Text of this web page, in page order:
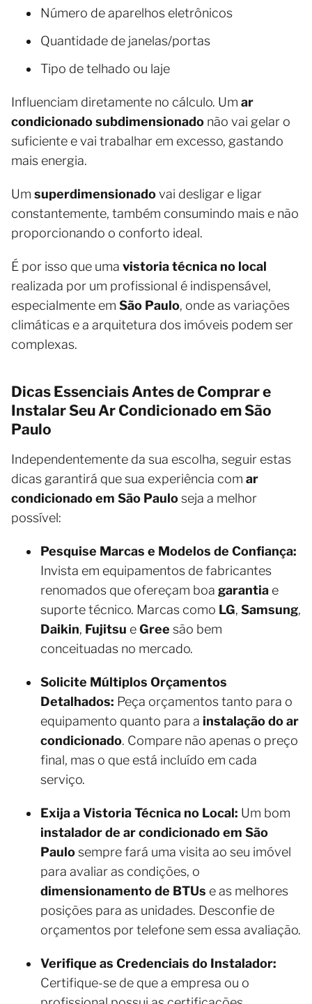
Número de aparelhos eletrônicos
Quantidade de janelas/portas
Tipo de telhado ou laje
Influenciam diretamente no cálculo. Um ar
condicionado subdimensionado não vai gelar o
suficiente e vai trabalhar em excesso, gastando
mais energia.
Um superdimensionadovai desligar e ligar
constantemente, também consumindo mais e não
proporcionando o conforto ideal.
É por isso que uma vistoria técnica no local
realizada por um profissional é indispensável,
especialmente em São Paulo, onde as variações
climáticas e a arquitetura dos imóveis podem ser
complexas.
Dicas Essenciais Antes de Comprar e
Instalar Seu Ar Condicionado em São
Paulo
Independentemente da sua escolha, seguir estas
dicas garantirá que sua experiência com ar
condicionado em São Pauloseja a melhor
possível:
Pesquise Marcas e Modelos de Confiança:
Invista em equipamentos de fabricantes
renomados que ofereçam boa garantia e
suporte técnico. Marcas como LG, Samsung,
Daikin, Fujitsu eGree são bem
conceituadas no mercado.
Solicite Múltiplos Orçamentos
Detalhados: Peça orçamentos tanto para o
equipamento quanto para a instalação do ar
condicionado. Compare não apenas o preço
final, mas o que está incluído em cada
serviço.
Exija a Vistoria Técnica no Local: Um bom
instalador de ar condicionado em São
Paulosempre fará uma visita ao seu imóvel
para avaliar as condições, o
dimensionamento de BTUs e as melhores
posições para as unidades. Desconfie de
orçamentos por telefone sem essa avaliação.
Verifique as Credenciais do Instalador:
Certifique-se de que a empresa ou o